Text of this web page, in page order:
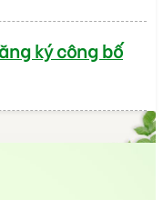
ký công bố